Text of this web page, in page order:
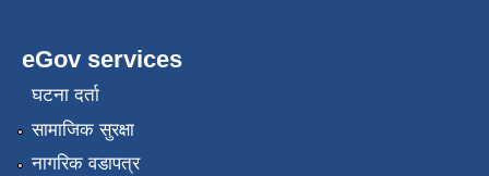
eGov services
घटना दर्ता
सामाजिक सुरक्षा
नागरिक वडापत्र